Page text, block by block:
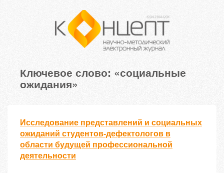
Ключевое слово: «социальные
ожидания»
Исследование представлений и социальных
ожиданий студентов-дефектологов в
области будущей профессиональной
деятельности